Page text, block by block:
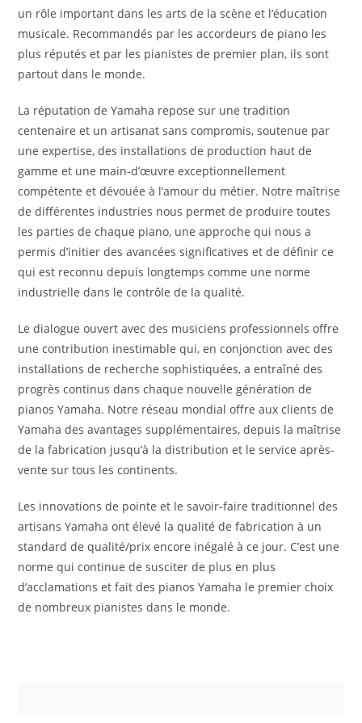
un rôle important dans les arts de la scène et l’éducation
musicale. Recommandés par les accordeurs de piano les
plus réputés et par les pianistes de premier plan, ils sont
partout dans le monde.
La réputation de Yamaha repose sur une tradition
centenaire et un artisanat sans compromis, soutenue par
une expertise, des installations de production haut de
gamme et une main-d’œuvre exceptionnellement
compétente et dévouée à l’amour du métier. Notre maîtrise
de différentes industries nous permet de produire toutes
les parties de chaque piano, une approche qui nous a
permis d’initier des avancées significatives et de définir ce
qui est reconnu depuis longtemps comme une norme
industrielle dans le contrôle de la qualité.
Le dialogue ouvert avec des musiciens professionnels offre
une contribution inestimable qui, en conjonction avec des
installations de recherche sophistiquées, a entraîné des
progrès continus dans chaque nouvelle génération de
pianos Yamaha. Notre réseau mondial offre aux clients de
Yamaha des avantages supplémentaires, depuis la maîtrise
de la fabrication jusqu’à la distribution et le service après-
vente sur tous les continents.
Les innovations de pointe et le savoir-faire traditionnel des
artisans Yamaha ont élevé la qualité de fabrication à un
standard de qualité/prix encore inégalé à ce jour. C’est une
norme qui continue de susciter de plus en plus
d’acclamations et fait des pianos Yamaha le premier choix
de nombreux pianistes dans le monde.